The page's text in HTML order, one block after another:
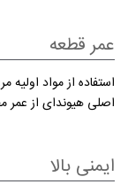
عمر قطعه
استفاده از مواد اولیه
اصلی هیوندای از عمر
ایمنی بالا